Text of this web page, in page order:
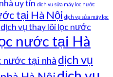
uy tín dịch vụ sửa máy lọc nước
tại Hà Nội dịch vụ sửa máy lọc
dịch vụ thay lõi lọc nước
nước tại Hà
nước tại nhà dịch vụ